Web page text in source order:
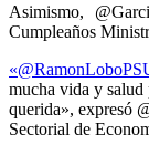
Asimismo,
Cumpleaños
«@
mucha vida y salud
querida», expresó
Sectorial de